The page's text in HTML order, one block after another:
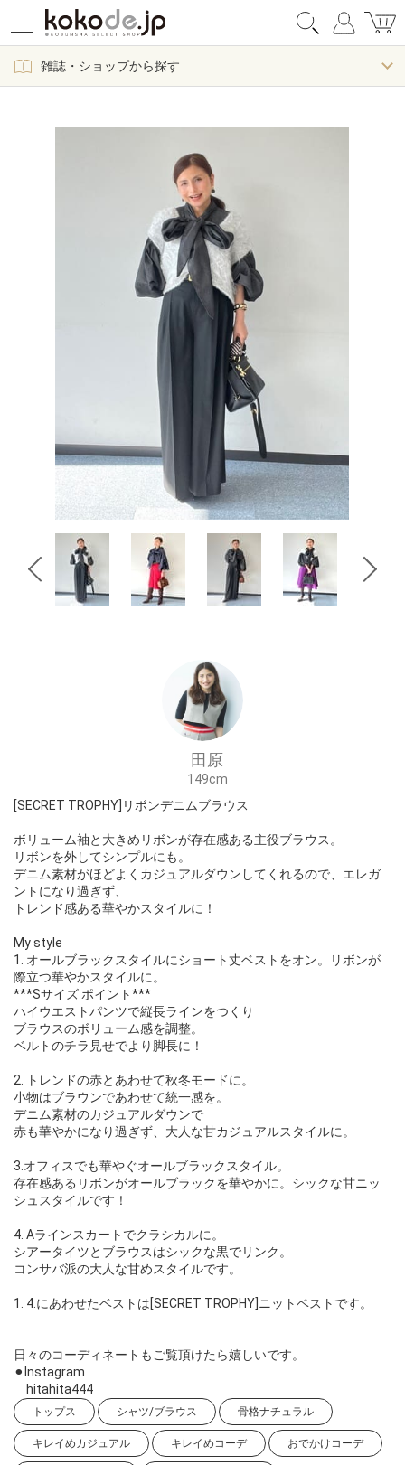
雑誌・ショップから探す
田原
149cm
[SECRET TROPHY]リボンデニムブラウス
ボリューム袖と大きめリボンが存在感ある主役ブラウス。
リボンを外してシンプルにも。
デニム素材がほどよくカジュアルダウンしてくれるので、エレガ
ントになり過ぎず、
トレンド感ある華やかスタイルに！
My style
1. オールブラックスタイルにショート丈ベストをオン。リボンが
際立つ華やかスタイルに。
***Sサイズ ポイント***
ハイウエストパンツで縦長ラインをつくり
ブラウスのボリューム感を調整。
ベルトのチラ見せでより脚長に！
2. トレンドの赤とあわせて秋冬モードに。
小物はブラウンであわせて統一感を。
デニム素材のカジュアルダウンで
赤も華やかになり過ぎず、大人な甘カジュアルスタイルに。
3.オフィスでも華やぐオールブラックスタイル。
存在感あるリボンがオールブラックを華やかに。シックな甘ニッ
シュスタイルです！
4. Aラインスカートでクラシカルに。
シアータイツとブラウスはシックな黒でリンク。
コンサバ派の大人な甘めスタイルです。
1. 4.にあわせたベストは[SECRET TROPHY]ニットベストです。
日々のコーディネートもご覧頂けたら嬉しいです。
⚫︎Instagram
hitahita444
トップス シャツ/ブラウス 骨格ナチュラル
キレイめカジュアル キレイめコーデ おでかけコーデ